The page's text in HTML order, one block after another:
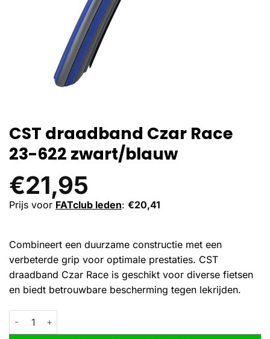
CST draadband Czar Race
23-622 zwart/blauw
€21,95
Prijs voor FATclub leden: €20,41
Combineert een duurzame constructie met een
verbeterde grip voor optimale prestaties. CST
draadband Czar Race is geschikt voor diverse fietsen
en biedt betrouwbare bescherming tegen lekrijden.
CST draadband Czar Race 23-622 zwart/blauw aantal
Alternative: